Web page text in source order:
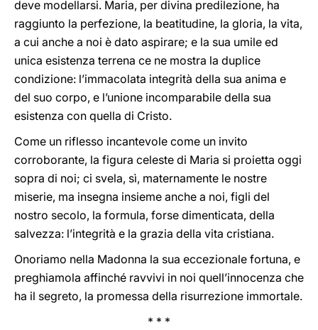
deve modellarsi. Maria, per divina predilezione, ha
raggiunto la perfezione, la beatitudine, la gloria, la vita,
a cui anche a noi è dato aspirare; e la sua umile ed
unica esistenza terrena ce ne mostra la duplice
condizione: l’immacolata integrità della sua anima e
del suo corpo, e l’unione incomparabile della sua
esistenza con quella di Cristo.
Come un riflesso incantevole come un invito
corroborante, la figura celeste di Maria si proietta oggi
sopra di noi; ci svela, sì, maternamente le nostre
miserie, ma insegna insieme anche a noi, figli del
nostro secolo, la formula, forse dimenticata, della
salvezza: l’integrità e la grazia della vita cristiana.
Onoriamo nella Madonna la sua eccezionale fortuna, e
preghiamola affinché ravvivi in noi quell’innocenza che
ha il segreto, la promessa della risurrezione immortale.
* * *